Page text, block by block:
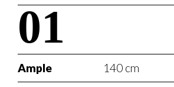
01
Ample 140 cm